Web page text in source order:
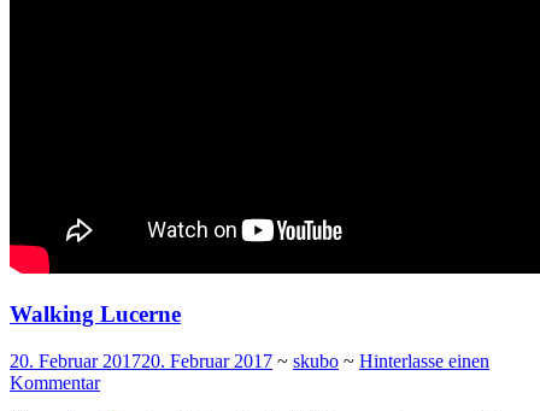
Walking Lucerne
20. Februar 201720. Februar 2017 ~ skubo ~ Hinterlasse einen
Kommentar